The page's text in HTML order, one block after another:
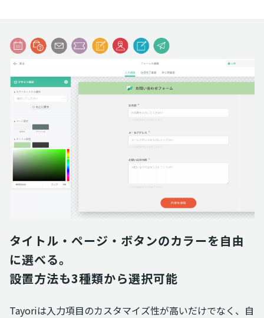
タイトル・ページ・ボタンのカラーを自由
に選べる。
設置方法も3種類から選択可能
Tayoriは入力項目のカスタマイズ性が高いだけでなく、自